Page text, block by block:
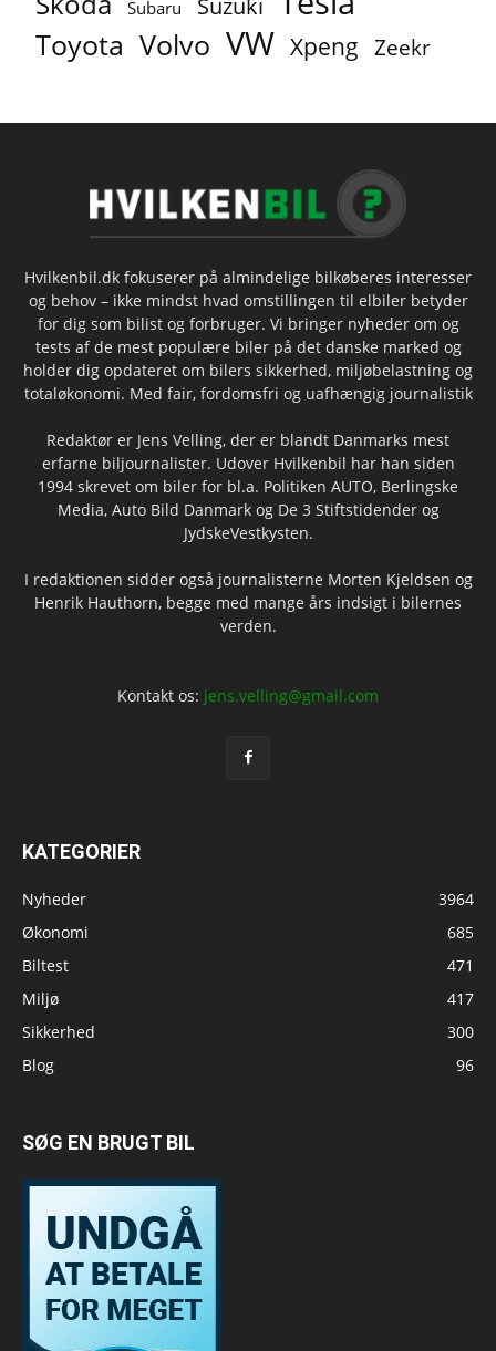
Subaru
Toyota Volvo VW Xpeng Zeekr
Hvilkenbil.dk fokuserer på almindelige bilkøberes interesser
og behov – ikke mindst hvad omstillingen til elbiler betyder
for dig som bilist og forbruger. Vi bringer nyheder om og
tests af de mest populære biler på det danske marked og
holder dig opdateret om bilers sikkerhed, miljøbelastning og
totaløkonomi. Med fair, fordomsfri og uafhængig journalistik
Redaktør er Jens Velling, der er blandt Danmarks mest
erfarne biljournalister. Udover Hvilkenbil har han siden
1994 skrevet om biler for bl.a. Politiken AUTO, Berlingske
Media, Auto Bild Danmark og De 3 Stiftstidender og
JydskeVestkysten.
I redaktionen sidder også journalisterne Morten Kjeldsen og
Henrik Hauthorn, begge med mange års indsigt i bilernes
verden.
Kontakt os: jens.velling@gmail.com
KATEGORIER
Nyheder
3964
Økonomi
685
Biltest
471
Miljø
417
Sikkerhed
300
Blog
96
SØG EN BRUGT BIL